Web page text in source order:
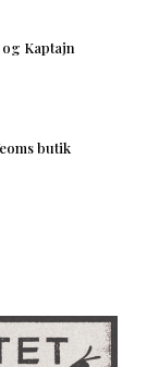
og Kaptajn
butik